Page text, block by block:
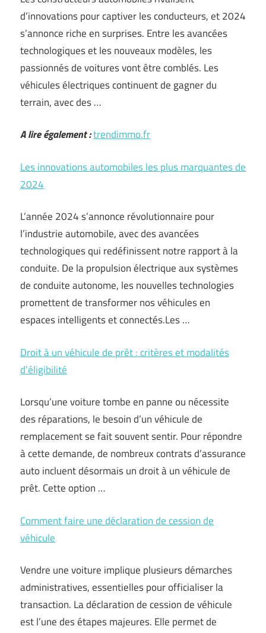
d’innovations pour captiver les conducteurs, et 2024
s’annonce riche en surprises. Entre les avancées
technologiques et les nouveaux modèles, les
passionnés de voitures vont être comblés. Les
véhicules électriques continuent de gagner du
terrain, avec des …
A lire également :trendimmo.fr
Les innovations automobiles les plus marquantes de
2024
L’année 2024 s’annonce révolutionnaire pour
l’industrie automobile, avec des avancées
technologiques qui redéfinissent notre rapport à la
conduite. De la propulsion électrique aux systèmes
de conduite autonome, les nouvelles technologies
promettent de transformer nos véhicules en
espaces intelligents et connectés.Les …
Droit à un véhicule de prêt : critères et modalités
d’éligibilité
Lorsqu’une voiture tombe en panne ou nécessite
des réparations, le besoin d’un véhicule de
remplacement se fait souvent sentir. Pour répondre
à cette demande, de nombreux contrats d’assurance
auto incluent désormais un droit à un véhicule de
prêt. Cette option …
Comment faire une déclaration de cession de
véhicule
Vendre une voiture implique plusieurs démarches
administratives, essentielles pour officialiser la
transaction. La déclaration de cession de véhicule
est l’une des étapes majeures. Elle permet de